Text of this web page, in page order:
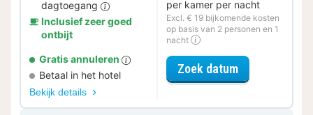
dagtoegang
Inclusief zeer goed
ontbijt
Gratis annuleren
Betaal in het hotel
Bekijk details
per kamer per nacht
Excl. € 19 bijkomende kosten
op basis van 2 personen en 1
nacht
Zoek datumvoor Relax